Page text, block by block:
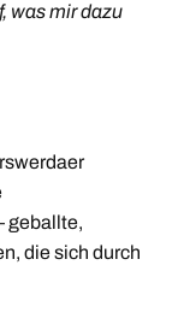
was mir dazu
geballte,
die sich durch